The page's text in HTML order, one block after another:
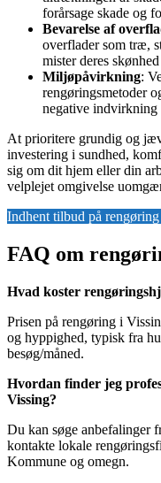
forårsage skade og
Bevarelse af
overflader som træ,
mister deres
Miljøpåvirkning:
rengøringsmetoder
negative indvirkning
At prioritere grundig og
investering i sundhed,
sig om dit hjem eller din
velplejet omgivelse
Indhent tilbud på
FAQ om
Hvad koster
Prisen på rengøring i
og hyppighed, typisk fra
besøg/måned.
Hvordan finder jeg
Vissing?
Du kan søge anbefalinger
kontakte lokale
Kommune og omegn.